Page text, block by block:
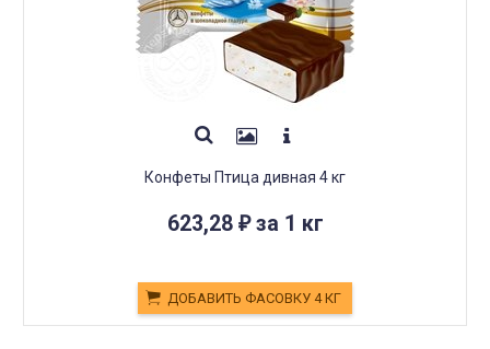
Конфеты Птица дивная 4 кг
623,28 ₽за 1 кг
ДОБАВИТЬ ФАСОВКУ 4 КГ